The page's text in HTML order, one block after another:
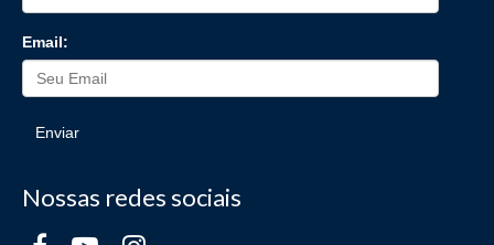
Email:
Enviar
Nossas redes sociais